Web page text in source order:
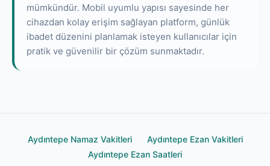
mümkündür. Mobil uyumlu yapısı sayesinde her
cihazdan kolay erişim sağlayan platform, günlük
ibadet düzenini planlamak isteyen kullanıcılar için
pratik ve güvenilir bir çözüm sunmaktadır.
Aydıntepe Namaz Vakitleri
Aydıntepe Ezan Vakitleri
Aydıntepe Ezan Saatleri